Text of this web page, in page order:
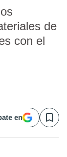
de
con el
en Save